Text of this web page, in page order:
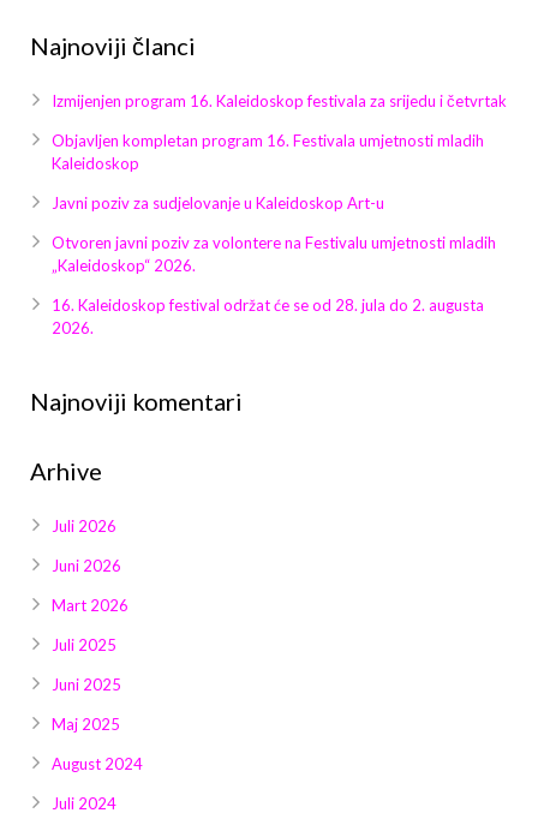
Video 2011
Video 2012
Video 2013
Video 2014
Video 2015
Video 2016
Galerija 2010
Galerija 2011
Galerija 2012
Galerija 2013
Galerija 2014
Galerija 2015
Galerija 2022
Galerija 2023
Galerija 2025
Arhiva
Kontakt
Najnoviji članci
Izmijenjen program 16. Kaleidoskop festivala za srijedu i četvrtak
Objavljen kompletan program 16. Festivala umjetnosti mladih
Kaleidoskop
Javni poziv za sudjelovanje u Kaleidoskop Art-u
Otvoren javni poziv za volontere na Festivalu umjetnosti mladih
„Kaleidoskop“ 2026.
16. Kaleidoskop festival održat će se od 28. jula do 2. augusta
2026.
Najnoviji komentari
Arhive
Juli 2026
Juni 2026
Mart 2026
Juli 2025
Juni 2025
Maj 2025
August 2024
Juli 2024